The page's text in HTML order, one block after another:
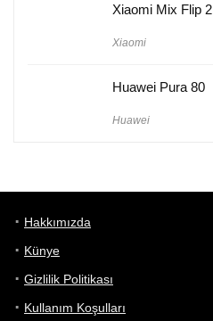
Xiaomi Mix Flip 2
Xiaomi
Huawei Pura 80
Huawei
Hakkımızda
Künye
Gizlilik Politikası
Kullanım Koşulları